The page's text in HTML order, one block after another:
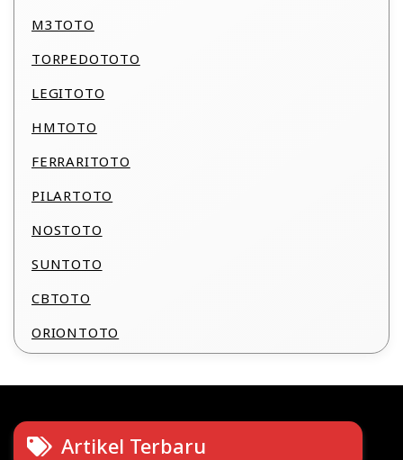
M3TOTO
TORPEDOTOTO
LEGITOTO
HMTOTO
FERRARITOTO
PILARTOTO
NOSTOTO
SUNTOTO
CBTOTO
ORIONTOTO
Artikel Terbaru